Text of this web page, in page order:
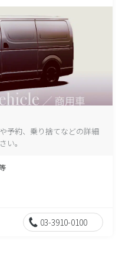
予約、乗り捨てなどの詳細
い。
03-3910-0100